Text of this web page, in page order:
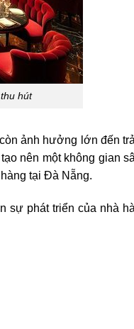
hút
ảnh hưởng lớn đến
nên một không gian
tại Đà Nẵng.
sự phát triển của nhà